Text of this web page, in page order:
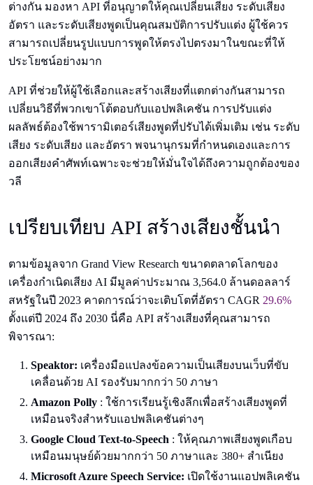
ต่างกัน มองหา API ที่อนุญาตให้คุณเปลี่ยนเสียง ระดับเสียง
อัตรา และระดับเสียงพูดเป็นคุณสมบัติการปรับแต่ง ผู้ใช้ควร
สามารถเปลี่ยนรูปแบบการพูดให้ตรงไปตรงมาในขณะที่ให้
ประโยชน์อย่างมาก
API ที่ช่วยให้ผู้ใช้เลือกและสร้างเสียงที่แตกต่างกันสามารถ
เปลี่ยนวิธีที่พวกเขาโต้ตอบกับแอปพลิเคชัน การปรับแต่ง
ผลลัพธ์ต้องใช้พารามิเตอร์เสียงพูดที่ปรับได้เพิ่มเติม เช่น ระดับ
เสียง ระดับเสียง และอัตรา พจนานุกรมที่กำหนดเองและการ
ออกเสียงคำศัพท์เฉพาะจะช่วยให้มั่นใจได้ถึงความถูกต้องของ
วลี
เปรียบเทียบ API สร้างเสียงชั้นนำ
ตามข้อมูลจาก Grand View Research ขนาดตลาดโลกของ
เครื่องกำเนิดเสียง AI มีมูลค่าประมาณ 3,564.0 ล้านดอลลาร์
สหรัฐในปี 2023 คาดการณ์ว่าจะเติบโตที่อัตรา CAGR 29.6%
ตั้งแต่ปี 2024 ถึง 2030 นี่คือ API สร้างเสียงที่คุณสามารถ
พิจารณา:
Speaktor: เครื่องมือแปลงข้อความเป็นเสียงบนเว็บที่ขับ
เคลื่อนด้วย AI รองรับมากกว่า 50 ภาษา
Amazon Polly : ใช้การเรียนรู้เชิงลึกเพื่อสร้างเสียงพูดที่
เหมือนจริงสำหรับแอปพลิเคชันต่างๆ
Google Cloud Text-to-Speech : ให้คุณภาพเสียงพูดเกือบ
เหมือนมนุษย์ด้วยมากกว่า 50 ภาษาและ 380+ สำเนียง
Microsoft Azure Speech Service: เปิดใช้งานแอปพลิเคชัน